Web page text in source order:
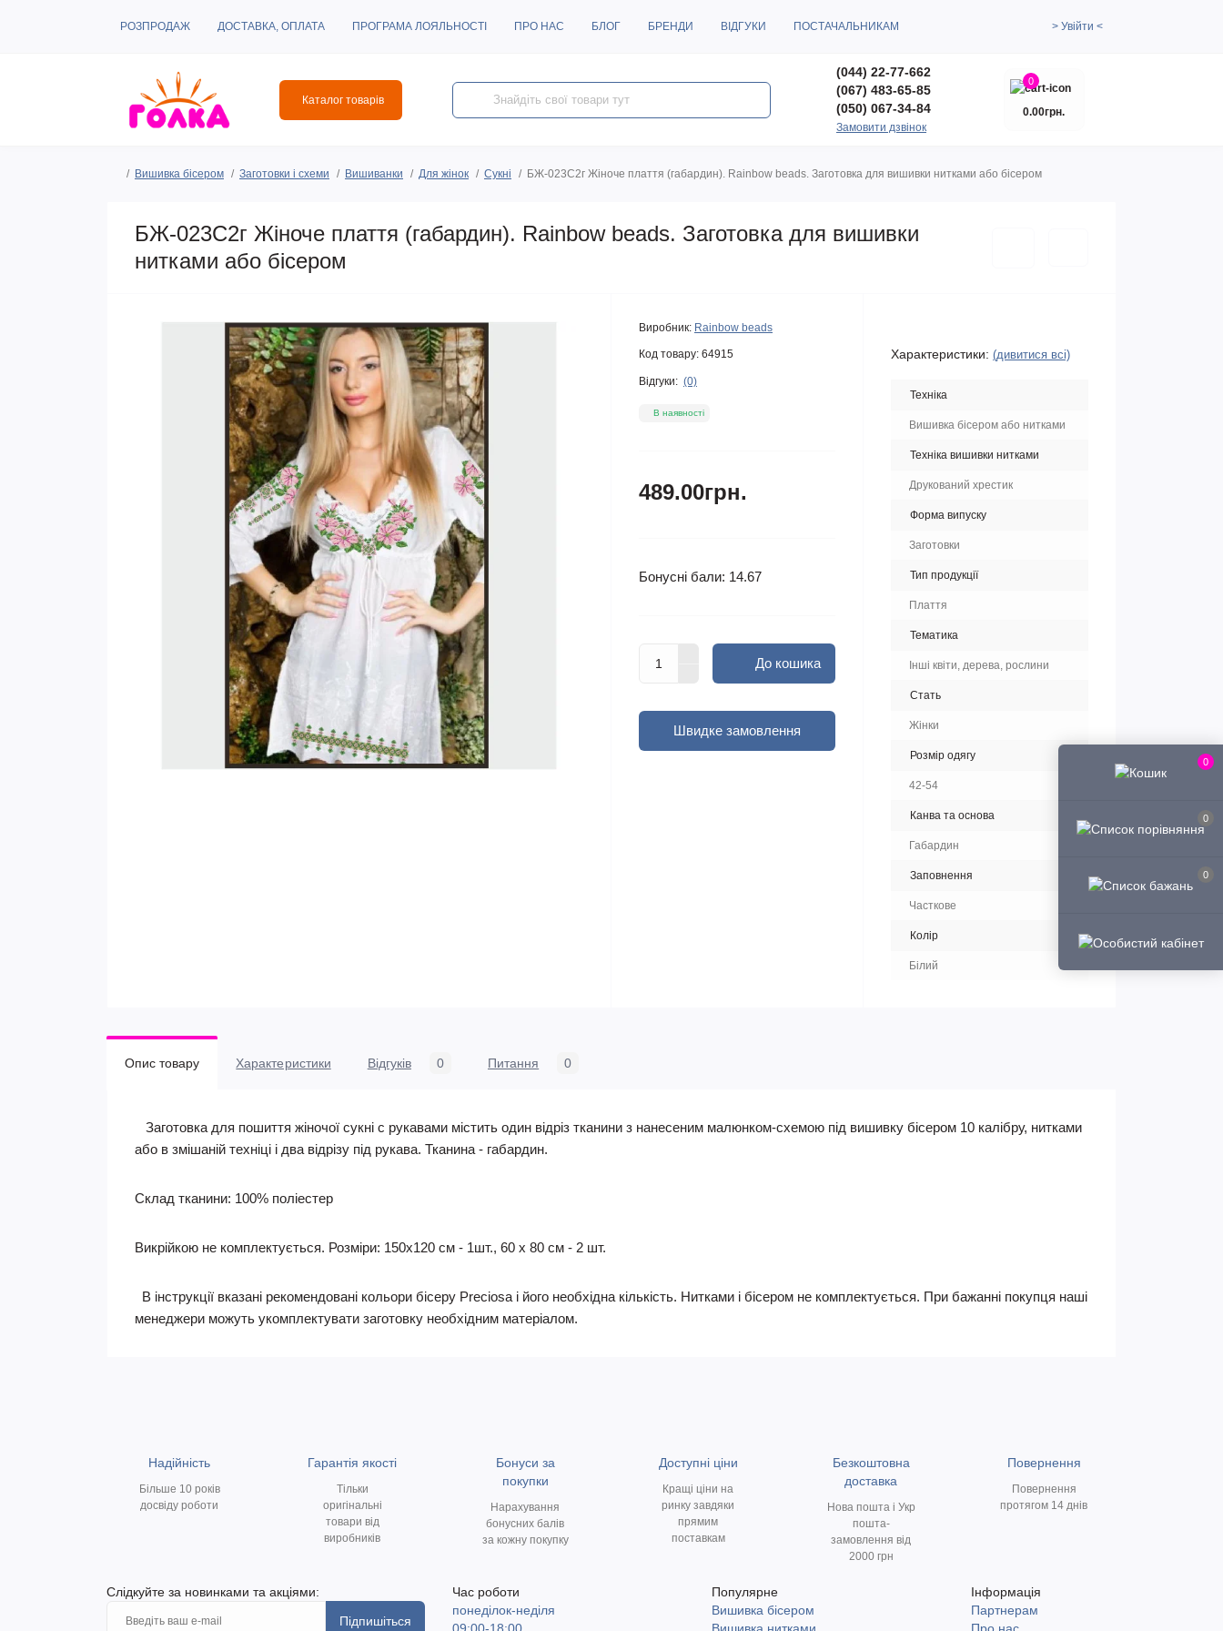
0
0
0
РОЗПРОДАЖ ДОСТАВКА, ОПЛАТА ПРОГРАМА ЛОЯЛЬНОСТІ ПРО НАС БЛОГ БРЕНДИ ВІДГУКИ ПОСТАЧАЛЬНИКАМ > Увійти <
Каталог товарів
(044) 22-77-662
(067) 483-65-85
(050) 067-34-84
Замовити дзвінок
0
0.00грн.
Вишивка бісером Заготовки і схеми Вишиванки Для жінок Сукні БЖ-023С2г Жіноче плаття (габардин). Rainbow beads. Заготовка для вишивки нитками або бісером
БЖ-023С2г Жіноче плаття (габардин). Rainbow beads. Заготовка для вишивки
нитками або бісером
Виробник: Rainbow beads
Код товару: 64915
Відгуки: (0)
В наявності
489.00грн.
Бонусні бали: 14.67
До кошика
Швидке замовлення
Характеристики: (дивитися всі)
Техніка
Вишивка бісером або нитками
Техніка вишивки нитками
Друкований хрестик
Форма випуску
Заготовки
Тип продукції
Плаття
Тематика
Інші квіти, дерева, рослини
Стать
Жінки
Розмір одягу
42-54
Канва та основа
Габардин
Заповнення
Часткове
Колір
Білий
Опис товару Характеристики Відгуків 0 Питання 0
Заготовка для пошиття жіночої сукні c рукавами містить один відріз тканини з нанесеним малюнком-схемою під вишивку бісером 10 калібру, нитками
або в змішаній техніці і два відрізу під рукава. Тканина - габардин.
Склад тканини: 100% поліестер
Викрійкою не комплектується. Розміри: 150х120 см - 1шт., 60 х 80 см - 2 шт.
В інструкції вказані рекомендовані кольори бісеру Preciosa і його необхідна кількість. Нитками і бісером не комплектується. При бажанні покупця наші
менеджери можуть укомплектувати заготовку необхідним матеріалом.
Надійність
Більше 10 років
досвіду роботи
Гарантія якості
Тільки
оригінальні
товари від
виробників
Бонуси за
покупки
Нарахування
бонусних балів
за кожну покупку
Доступні ціни
Кращі ціни на
ринку завдяки
прямим
поставкам
Безкоштовна
доставка
Нова пошта і Укр
пошта-
замовлення від
2000 грн
Повернення
Повернення
протягом 14 днів
Слідкуйте за новинками та акціями:
Підпишіться
Час роботи
понеділок-неділя
Популярне
Вишивка бісером
Інформація
Партнерам